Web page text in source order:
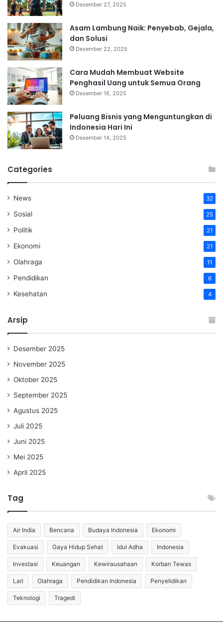
Desember 27, 2025
Asam Lambung Naik: Penyebab, Gejala,
dan Solusi
Desember 22, 2025
Cara Mudah Membuat Website
Penghasil Uang untuk Semua Orang
Desember 16, 2025
Peluang Bisnis yang Menguntungkan di
Indonesia Hari Ini
Desember 14, 2025
Categories
News 32
Sosial 25
Politik 21
Ekonomi 21
Olahraga 11
Pendidikan 6
Kesehatan 4
Arsip
Desember 2025
November 2025
Oktober 2025
September 2025
Agustus 2025
Juli 2025
Juni 2025
Mei 2025
April 2025
Tag
Air India Bencana Budaya Indonesia Ekonomi
Evakuasi Gaya Hidup Sehat Idul Adha Indonesia
Investasi Keuangan Kewirausahaan Korban Tewas
Lari Olahraga Pendidikan Indonesia Penyelidikan
Teknologi Tragedi